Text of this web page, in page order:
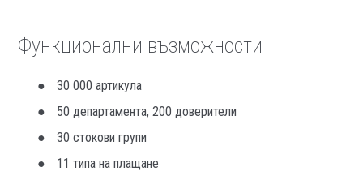
Функционални възможности
30 000 артикула
50 департамента, 200 доверители
30 стокови групи
11 типа на плащане